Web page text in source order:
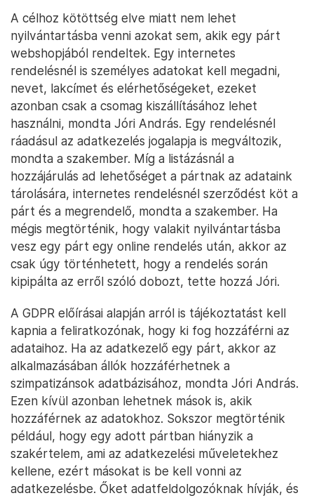
A célhoz kötöttség elve miatt nem lehet
nyilvántartásba venni azokat sem, akik egy párt
webshopjából rendeltek. Egy internetes
rendelésnél is személyes adatokat kell megadni,
nevet, lakcímet és elérhetőségeket, ezeket
azonban csak a csomag kiszállításához lehet
használni, mondta Jóri András. Egy rendelésnél
ráadásul az adatkezelés jogalapja is megváltozik,
mondta a szakember. Míg a listázásnál a
hozzájárulás ad lehetőséget a pártnak az adataink
tárolására, internetes rendelésnél szerződést köt a
párt és a megrendelő, mondta a szakember. Ha
mégis megtörténik, hogy valakit nyilvántartásba
vesz egy párt egy online rendelés után, akkor az
csak úgy történhetett, hogy a rendelés során
kipipálta az erről szóló dobozt, tette hozzá Jóri.
A GDPR előírásai alapján arról is tájékoztatást kell
kapnia a feliratkozónak, hogy ki fog hozzáférni az
adataihoz. Ha az adatkezelő egy párt, akkor az
alkalmazásában állók hozzáférhetnek a
szimpatizánsok adatbázisához, mondta Jóri András.
Ezen kívül azonban lehetnek mások is, akik
hozzáférnek az adatokhoz. Sokszor megtörténik
például, hogy egy adott pártban hiányzik a
szakértelem, ami az adatkezelési műveletekhez
kellene, ezért másokat is be kell vonni az
adatkezelésbe. Őket adatfeldolgozóknak hívják, és